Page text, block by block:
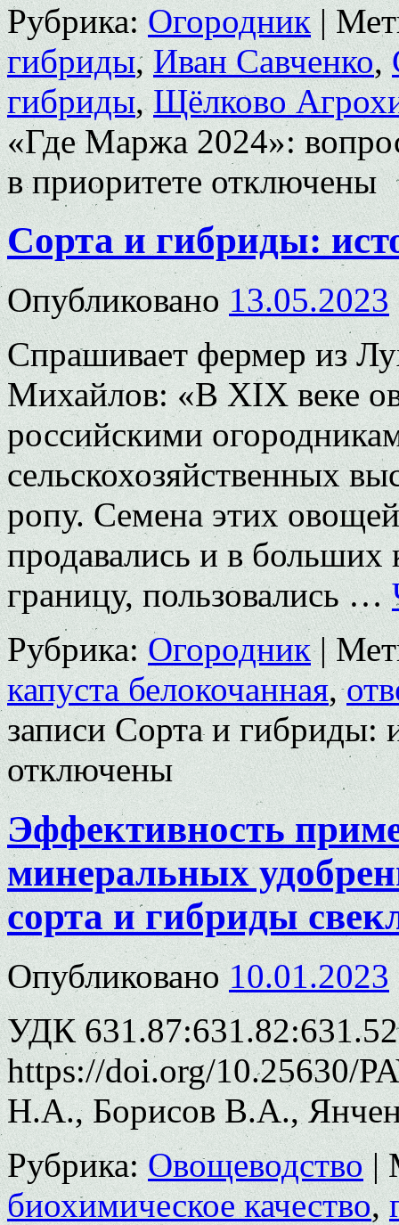
Рубрика: Огородник |
гибриды,Иван Савченко,
гибриды,Щёлково
«Где Маржа 2024»:
в приоритетеотключены
Сорта и гибриды:
Опубликовано 13.05.2023
Спрашивает фермер из
Михайлов: «В XIX веке
российскими
сельскохозяйственных
ропу. Семена этих
продавались и в больших
границу, пользовались …
Рубрика: Огородник |
капуста белокочанная,
записи Сорта и гибриды:
отключены
Эффективность
минеральных
сорта и гибриды
Опубликовано 10.01.2023
УДК
https://doi.org/10.25630/
Н.А., Борисов В.А.,
Рубрика: Овощеводство |
биохимическое качество,